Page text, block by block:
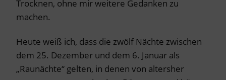
Trocknen, ohne mir weitere Gedanken zu
machen.
Heute weiß ich, dass die zwölf Nächte zwischen
dem 25. Dezember und dem 6. Januar als
„Raunächte“ gelten, in denen von altersher